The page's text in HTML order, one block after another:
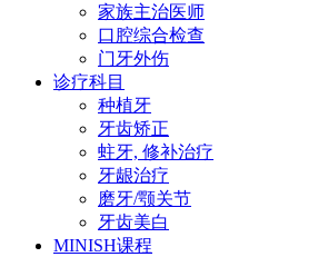
家族主治医师
口腔综合检查
门牙外伤
诊疗科目
种植牙
牙齿矫正
蛀牙, 修补治疗
牙龈治疗
磨牙/颚关节
牙齿美白
MINISH课程